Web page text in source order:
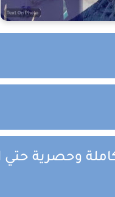
وحصرية حتي